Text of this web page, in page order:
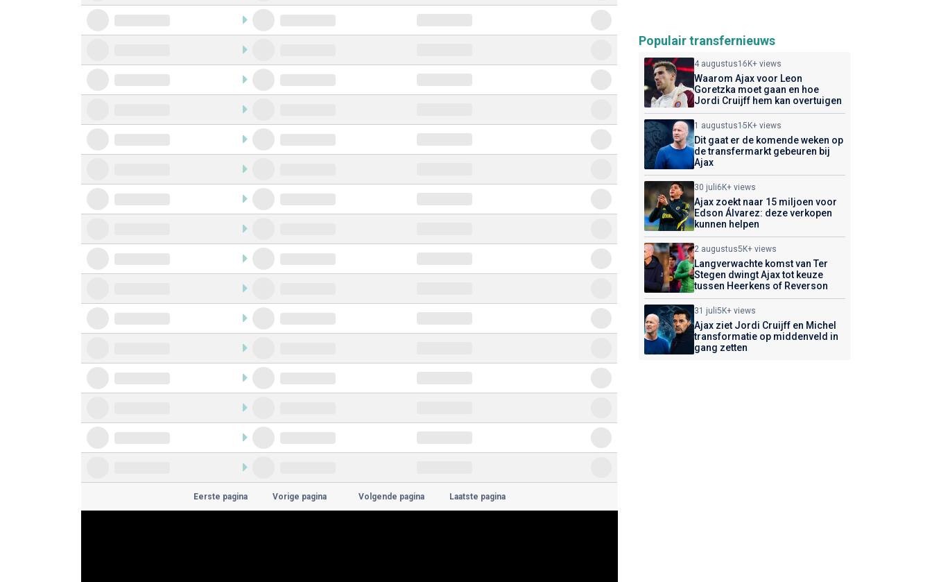
Eerste pagina Vorige pagina Volgende pagina Laatste pagina
Populair transfernieuws
4 augustus16K+ views
Waarom Ajax voor Leon
Goretzka moet gaan en hoe
Jordi Cruijff hem kan overtuigen
1 augustus15K+ views
Dit gaat er de komende weken op
de transfermarkt gebeuren bij
Ajax
30 juli6K+ views
Ajax zoekt naar 15 miljoen voor
Edson Álvarez: deze verkopen
kunnen helpen
2 augustus5K+ views
Langverwachte komst van Ter
Stegen dwingt Ajax tot keuze
tussen Heerkens of Reverson
31 juli5K+ views
Ajax ziet Jordi Cruijff en Michel
transformatie op middenveld in
gang zetten